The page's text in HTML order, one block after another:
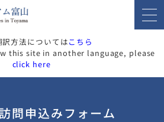
訳方法についてはこちら
this site in another language, please
click here
問申込みフォーム